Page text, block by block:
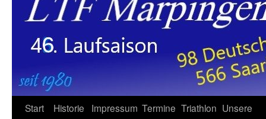
Zum
Start Historie Impressum Termine Triathlon Unsere